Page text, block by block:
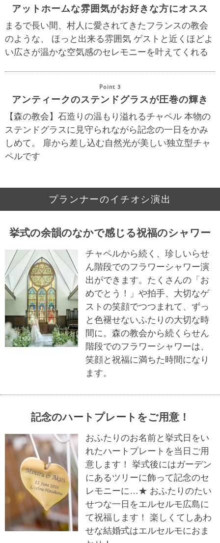
アットホームな雰囲気がお好きな方にオスス
まるで長い間、村人に愛されてきたフランスの教会
のような、 ほっと出来る雰囲気 ゲストと近くほどよ
い広さが温かな空気感のセレモニーを叶えてくれる
Point 3
アンティークのステンドグラスが圧巻の輝き
【森の教会】石造りの温もり溢れるチャペル 本物の
ステンドグラスに見守られながら記念の一日をかみ
しめて。 扉から差し込む自然光が美しい独立型チャ
ペルです
プランナーのイチオシ演出
挙式の余韻のなかで感じる祝福のシャワー
チャペルから続く、珍しいらせ
ん階段でのフラワーシャワー演
出ができます。たくさんの「お
めでとう！」や拍手、大切なゲ
ストの笑顔でつつまれて、ずっ
と色褪せないふたりの大切な時
間に。森の教会から続くらせん
階段でのフラワーシャワーは、
笑顔と祝福に満ちた時間になり
ます。
記念のハートプレートをご用意！
おふたりのお名前と挙式日をい
れたハートプレートを当日ご用
意します！ 挙式後にはガーデン
にあるツリーに飾って記念のセ
レモニーに…★ おふたりのたい
せつな一日をエルセルモ広島に
て祝福します！ 楽しくてしあわ
せな結婚式はエルセルモにおま